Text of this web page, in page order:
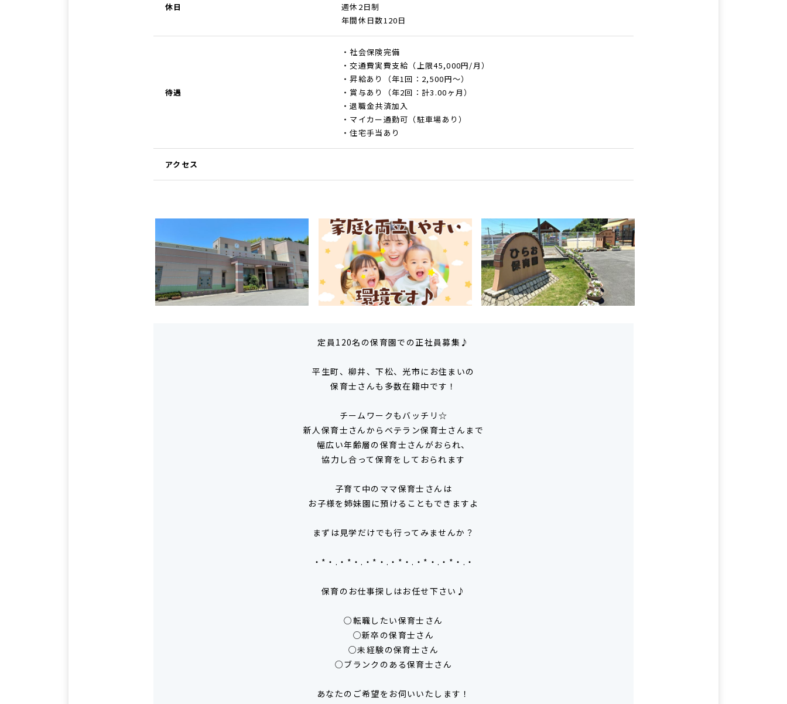
休日
週休2日制
年間休日数120日
待遇
・社会保険完備
・交通費実費支給（上限45,000円/月）
・昇給あり（年1回：2,500円～）
・賞与あり（年2回：計3.00ヶ月）
・退職金共済加入
・マイカー通勤可（駐車場あり）
・住宅手当あり
アクセス
定員120名の保育園での正社員募集♪
平生町、柳井、下松、光市にお住まいの
保育士さんも多数在籍中です！
チームワークもバッチリ☆
新人保育士さんからベテラン保育士さんまで
幅広い年齢層の保育士さんがおられ、
協力し合って保育をしておられます
子育て中のママ保育士さんは
お子様を姉妹園に預けることもできますよ
まずは見学だけでも行ってみませんか？
・*・.・*・.・*・.・*・.・*・.・*・.・
保育のお仕事探しはお任せ下さい♪
○転職したい保育士さん
○新卒の保育士さん
○未経験の保育士さん
○ブランクのある保育士さん
あなたのご希望をお伺いいたします！